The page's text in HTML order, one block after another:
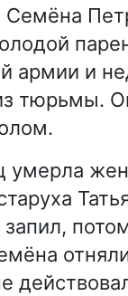
армии и
тюрьмы.
умерла